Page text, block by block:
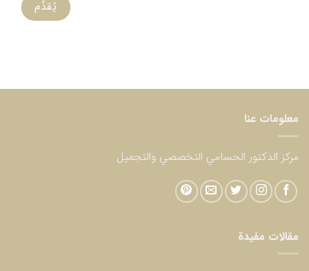
معلومات عنا
مركز الدكتور الحسامي التخصصي والتجميل
مقالات مفيدة